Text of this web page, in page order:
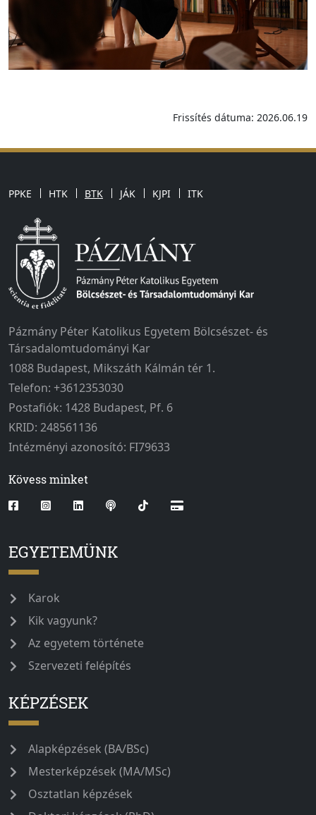
Frissítés dátuma: 2026.06.19
PPKE HTK BTK JÁK KJPI ITK
Pázmány Péter Katolikus Egyetem Bölcsészet- és
Társadalomtudományi Kar
1088 Budapest, Mikszáth Kálmán tér 1.
Telefon: +3612353030
Postafiók: 1428 Budapest, Pf. 6
KRID: 248561136
Intézményi azonosító: FI79633
Kövess minket
EGYETEMÜNK
Karok
Kik vagyunk?
Az egyetem története
Szervezeti felépítés
KÉPZÉSEK
Alapképzések (BA/BSc)
Mesterképzések (MA/MSc)
Osztatlan képzések